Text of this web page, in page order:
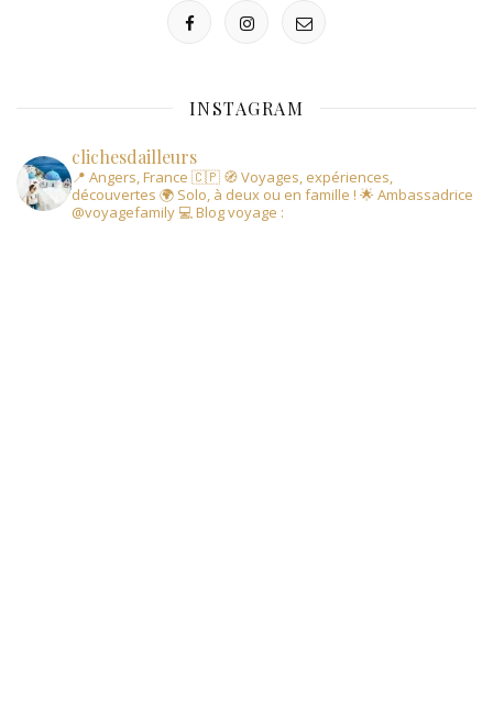
INSTAGRAM
clichesdailleurs
📍 Angers, France 🇨🇵 🧭 Voyages, expériences,
découvertes 🌍 Solo, à deux ou en famille ! 🌟 Ambassadrice
@voyagefamily 💻 Blog voyage :